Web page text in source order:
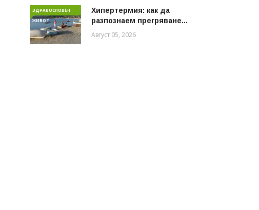
ЗДРАВОСЛОВЕН
ЖИВОТ
Хипертермия: как да
разпознаем прегряване...
Август 05, 2026